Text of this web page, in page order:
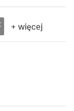
+ więcej